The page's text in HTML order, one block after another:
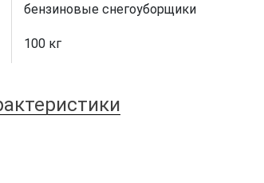
бензиновые снегоуборщики
100 кг